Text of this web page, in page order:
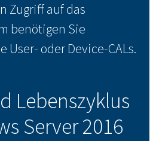
Zugriff auf das
benötigen Sie
User- oder Device-CALs.
Lebenszyklus
Server 2016